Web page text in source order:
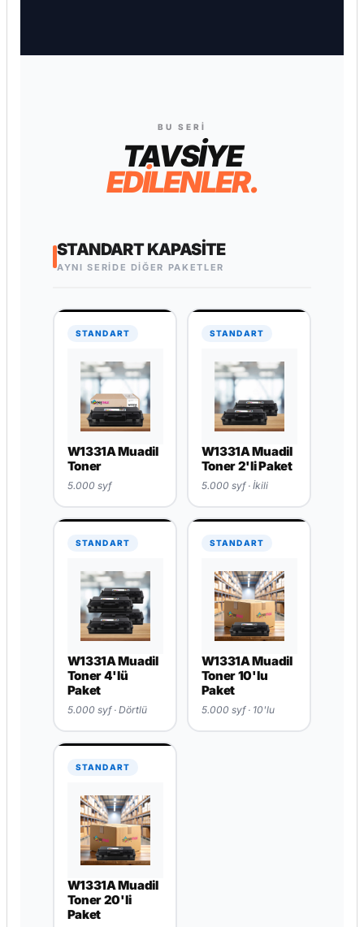
BU SERI
TAVSİYE
EDİLENLER.
STANDART KAPASITE
AYNI SERİDE DİĞER PAKETLER
STANDART
W1331A Muadil
Toner
5.000 syf
STANDART
W1331A Muadil
Toner 2'li Paket
5.000 syf · İkili
STANDART
W1331A Muadil
Toner 4'lü
Paket
5.000 syf · Dörtlü
STANDART
W1331A Muadil
Toner 10'lu
Paket
5.000 syf · 10'lu
STANDART
W1331A Muadil
Toner 20'li
Paket